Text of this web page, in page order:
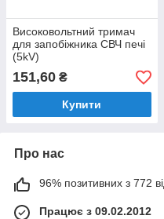
Високовольтний тримач
для запобіжника СВЧ печі
(5kV)
151,60 ₴
Купити
Про нас
96% позитивних з 772
Працює з 09.02.2012